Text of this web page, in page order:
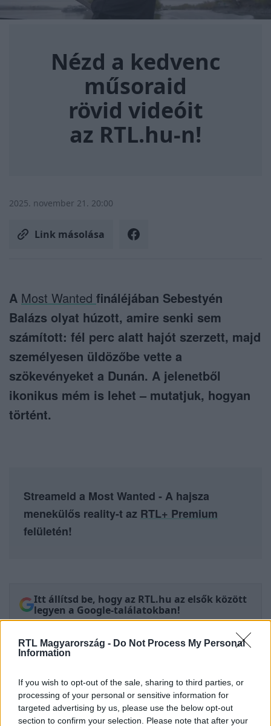
RTL Magyarország - Do Not Process My Personal
Information
If you wish to opt-out of the sale, sharing to third parties, or
processing of your personal or sensitive information for
targeted advertising by us, please use the below opt-out
section to confirm your selection. Please note that after your
Nézd a kedvenc
műsoraid
rövid videóit
az RTL.hu-n!
2025. november 21. 20:00
Link másolása
A Most Wanted fináléjában Sebestyén
Balázs olyat húzott, amire senki sem
számított: fél perc alatt hajót szerzett, majd
személyesen üldözőbe vette a
szökevényeket a Dunán. A jelenetből
ikonikus mém is lehet – mutatjuk, hogyan
történt.
Streameld a Most Wanted - A hajsza
menekülős reality-t az RTL+ Premium
felületén!
Itt állítsd be, hogy az RTL.hu az elsők között
legyen a Google-találatokban!